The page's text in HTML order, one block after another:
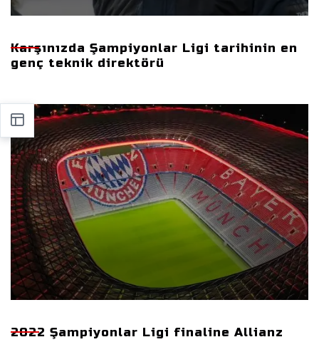
Karşınızda Şampiyonlar Ligi tarihinin en
genç teknik direktörü
2022 Şampiyonlar Ligi finaline Allianz